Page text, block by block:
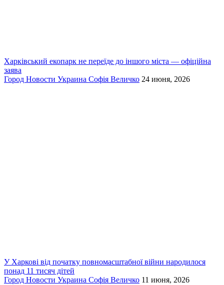
Харківський екопарк не переїде до іншого міста — офіційна
заява
Город Новости Украина Софія Величко 24 июня, 2026
У Харкові від початку повномасштабної війни народилося
понад 11 тисяч дітей
Город Новости Украина Софія Величко 11 июня, 2026